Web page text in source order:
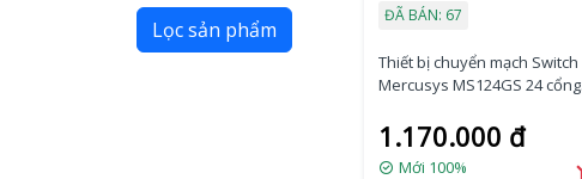
Lọc sản phẩm
ĐÃ BÁN: 67
Thiết bị chuyển mạch Switch
Mercusys MS124GS 24 cổng
1.170.000 đ
Mới 100%